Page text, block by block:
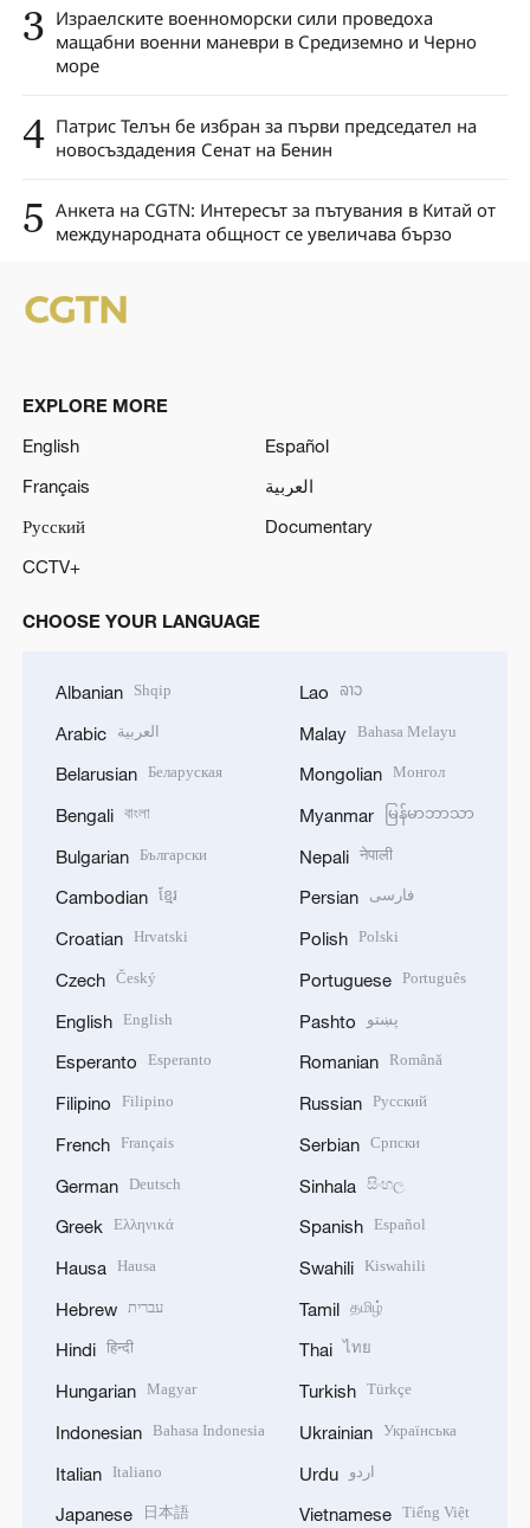
3 Израелските военноморски сили проведоха
мащабни военни маневри в Средиземно и Черно
море
4 Патрис Телън бе избран за първи председател на
новосъздадения Сенат на Бенин
5 Анкета на CGTN: Интересът за пътувания в Китай от
международната общност се увеличава бързо
EXPLORE MORE
English
Español
Français
العربية
Русский
Documentary
CCTV+
CHOOSE YOUR LANGUAGE
Albanian Shqip
Arabic العربية
Belarusian Беларуская
Bengali বাংলা
Bulgarian Български
Cambodian ខ្មែរ
Croatian Hrvatski
Czech Český
English English
Esperanto Esperanto
Filipino Filipino
French Français
German Deutsch
Greek Ελληνικά
Hausa Hausa
Hebrew עברית
Hindi हिन्दी
Hungarian Magyar
Indonesian Bahasa Indonesia
Italian Italiano
Japanese 日本語
Lao ລາວ
Malay Bahasa Melayu
Mongolian Монгол
Myanmar မြန်မာဘာသာ
Nepali नेपाली
Persian فارسی
Polish Polski
Portuguese Português
Pashto پښتو
Romanian Română
Russian Русский
Serbian Српски
Sinhala සිංහල
Spanish Español
Swahili Kiswahili
Tamil தமிழ்
Thai ไทย
Turkish Türkçe
Ukrainian Українська
Urdu اردو
Vietnamese Tiếng Việt